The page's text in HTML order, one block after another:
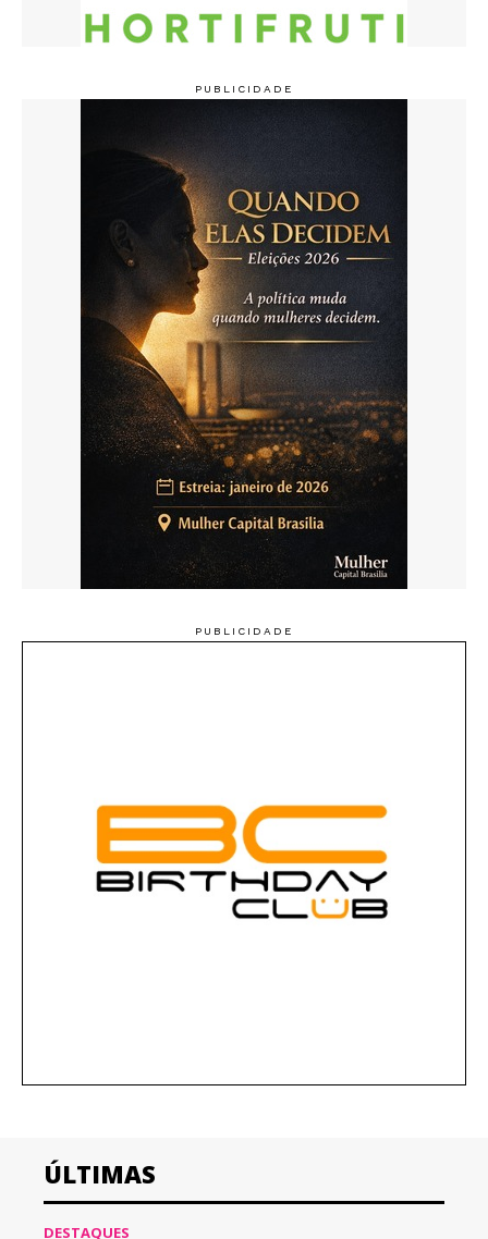
ÚLTIMAS
DESTAQUES